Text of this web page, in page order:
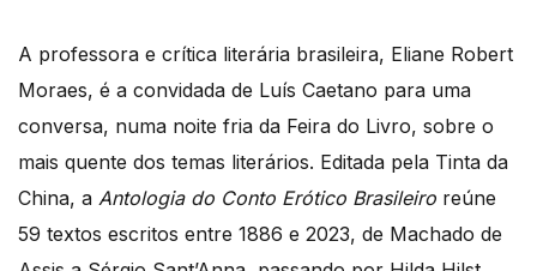
A professora e crítica literária brasileira, Eliane Robert
Moraes, é a convidada de Luís Caetano para uma
conversa, numa noite fria da Feira do Livro, sobre o
mais quente dos temas literários. Editada pela Tinta da
China, a Antologia do Conto Erótico Brasileiro reúne
59 textos escritos entre 1886 e 2023, de Machado de